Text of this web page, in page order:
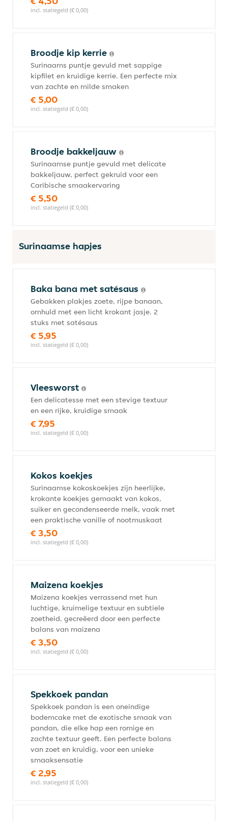
incl. statiegeld (€ 0,00)
Broodje kip kerrie
Surinaams puntje gevuld met sappige
kipfilet en kruidige kerrie. Een perfecte mix
van zachte en milde smaken
€ 5,00
incl. statiegeld (€ 0,00)
Broodje bakkeljauw
Surinaamse puntje gevuld met delicate
bakkeljauw, perfect gekruid voor een
Caribische smaakervaring
€ 5,50
incl. statiegeld (€ 0,00)
Surinaamse hapjes
Baka bana met satésaus
Gebakken plakjes zoete, rijpe banaan,
omhuld met een licht krokant jasje. 2
stuks met satésaus
€ 5,95
incl. statiegeld (€ 0,00)
Vleesworst
Een delicatesse met een stevige textuur
en een rijke, kruidige smaak
€ 7,95
incl. statiegeld (€ 0,00)
Kokos koekjes
Surinaamse kokoskoekjes zijn heerlijke,
krokante koekjes gemaakt van kokos,
suiker en gecondenseerde melk, vaak met
een praktische vanille of nootmuskaat
€ 3,50
incl. statiegeld (€ 0,00)
Maizena koekjes
Maizena koekjes verrassend met hun
luchtige, kruimelige textuur en subtiele
zoetheid, gecreëerd door een perfecte
balans van maizena
€ 3,50
incl. statiegeld (€ 0,00)
Spekkoek pandan
Spekkoek pandan is een oneindige
bodemcake met de exotische smaak van
pandan, die elke hap een romige en
zachte textuur geeft. Een perfecte balans
van zoet en kruidig, voor een unieke
smaaksensatie
€ 2,95
incl. statiegeld (€ 0,00)